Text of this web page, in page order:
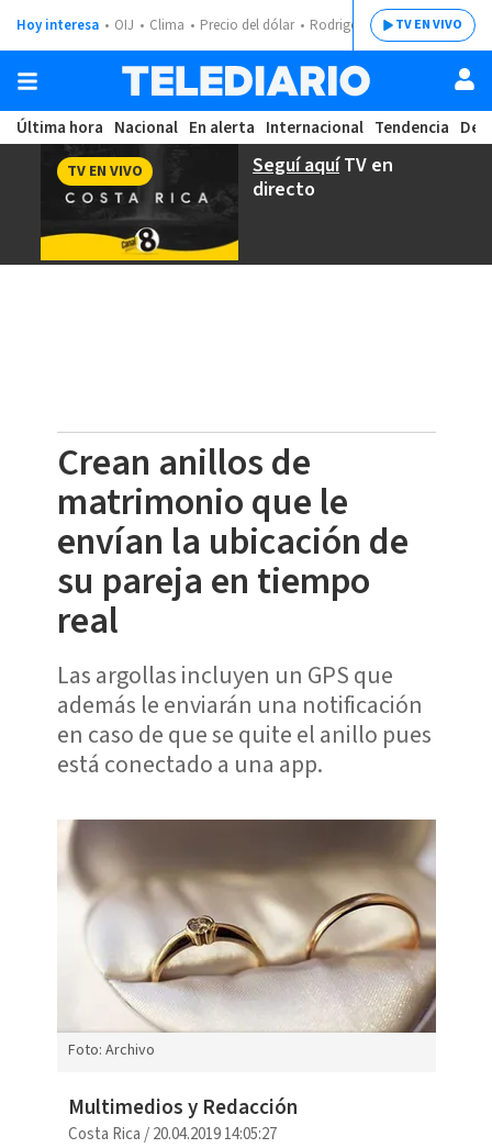
Hoy interesa OIJ Clima Precio del dólar Rodrigo ChavesTV EN VIVO
Última hora Nacional En alerta Internacional Tendencia
Seguí aquíTV en
directo
TV EN VIVO
Crean anillos de
matrimonio que le
envían la ubicación de
su pareja en tiempo
real
Las argollas incluyen un GPS que
además le enviarán una notificación
en caso de que se quite el anillo pues
está conectado a una app.
Foto: Archivo
Multimedios y Redacción
Costa Rica /20.04.2019 14:05:27